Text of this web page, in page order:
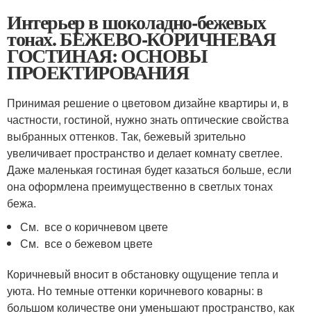
Интерьер в шоколадно-бежевых
тонах. БЕЖЕВО-КОРИЧНЕВАЯ
ГОСТИНАЯ: ОСНОВЫ
ПРОЕКТИРОВАНИЯ
Принимая решение о цветовом дизайне квартиры и, в
частности, гостиной, нужно знать оптические свойства
выбранных оттенков. Так, бежевый зрительно
увеличивает пространство и делает комнату светлее.
Даже маленькая гостиная будет казаться больше, если
она оформлена преимущественно в светлых тонах
бежа.
См. все о коричневом цвете
См. все о бежевом цвете
Коричневый вносит в обстановку ощущение тепла и
уюта. Но темные оттенки коричневого коварны: в
большом количестве они уменьшают пространство, как